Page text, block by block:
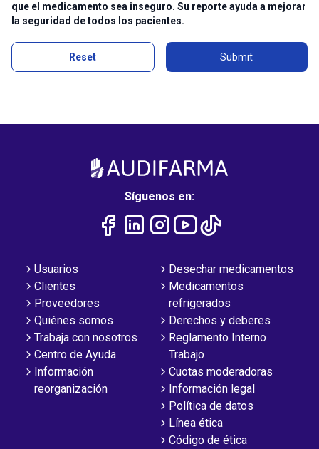
que el medicamento sea inseguro. Su reporte ayuda a mejorar
la seguridad de todos los pacientes.
Reset Submit
Síguenos en:
Usuarios
Clientes
Proveedores
Quiénes somos
Trabaja con nosotros
Centro de Ayuda
Información
reorganización
Desechar medicamentos
Medicamentos
refrigerados
Derechos y deberes
Reglamento Interno
Trabajo
Cuotas moderadoras
Información legal
Política de datos
Línea ética
Código de ética